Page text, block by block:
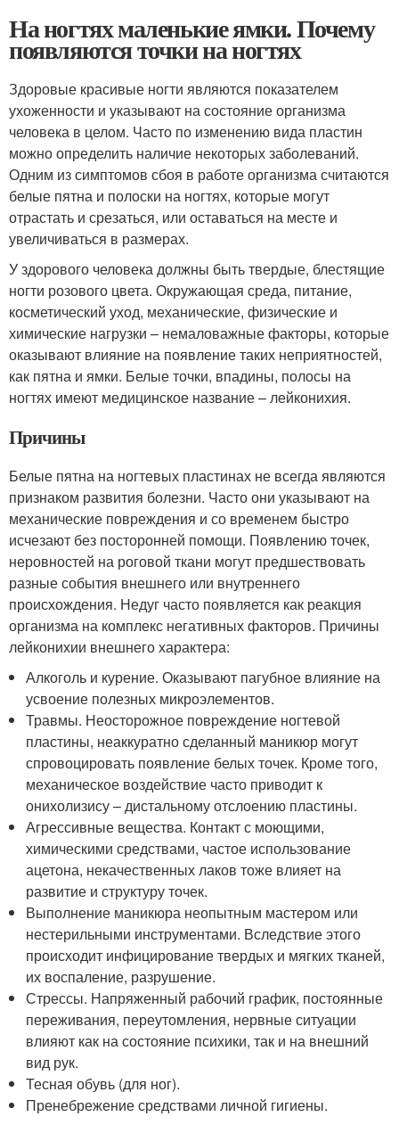
На ногтях маленькие ямки. Почему
появляются точки на ногтях
Здоровые красивые ногти являются показателем
ухоженности и указывают на состояние организма
человека в целом. Часто по изменению вида пластин
можно определить наличие некоторых заболеваний.
Одним из симптомов сбоя в работе организма считаются
белые пятна и полоски на ногтях, которые могут
отрастать и срезаться, или оставаться на месте и
увеличиваться в размерах.
У здорового человека должны быть твердые, блестящие
ногти розового цвета. Окружающая среда, питание,
косметический уход, механические, физические и
химические нагрузки – немаловажные факторы, которые
оказывают влияние на появление таких неприятностей,
как пятна и ямки. Белые точки, впадины, полосы на
ногтях имеют медицинское название – лейконихия.
Причины
Белые пятна на ногтевых пластинах не всегда являются
признаком развития болезни. Часто они указывают на
механические повреждения и со временем быстро
исчезают без посторонней помощи. Появлению точек,
неровностей на роговой ткани могут предшествовать
разные события внешнего или внутреннего
происхождения. Недуг часто появляется как реакция
организма на комплекс негативных факторов. Причины
лейконихии внешнего характера:
Алкоголь и курение. Оказывают пагубное влияние на
усвоение полезных микроэлементов.
Травмы. Неосторожное повреждение ногтевой
пластины, неаккуратно сделанный маникюр могут
спровоцировать появление белых точек. Кроме того,
механическое воздействие часто приводит к
онихолизису – дистальному отслоению пластины.
Агрессивные вещества. Контакт с моющими,
химическими средствами, частое использование
ацетона, некачественных лаков тоже влияет на
развитие и структуру точек.
Выполнение маникюра неопытным мастером или
нестерильными инструментами. Вследствие этого
происходит инфицирование твердых и мягких тканей,
их воспаление, разрушение.
Стрессы. Напряженный рабочий график, постоянные
переживания, переутомления, нервные ситуации
влияют как на состояние психики, так и на внешний
вид рук.
Тесная обувь (для ног).
Пренебрежение средствами личной гигиены.